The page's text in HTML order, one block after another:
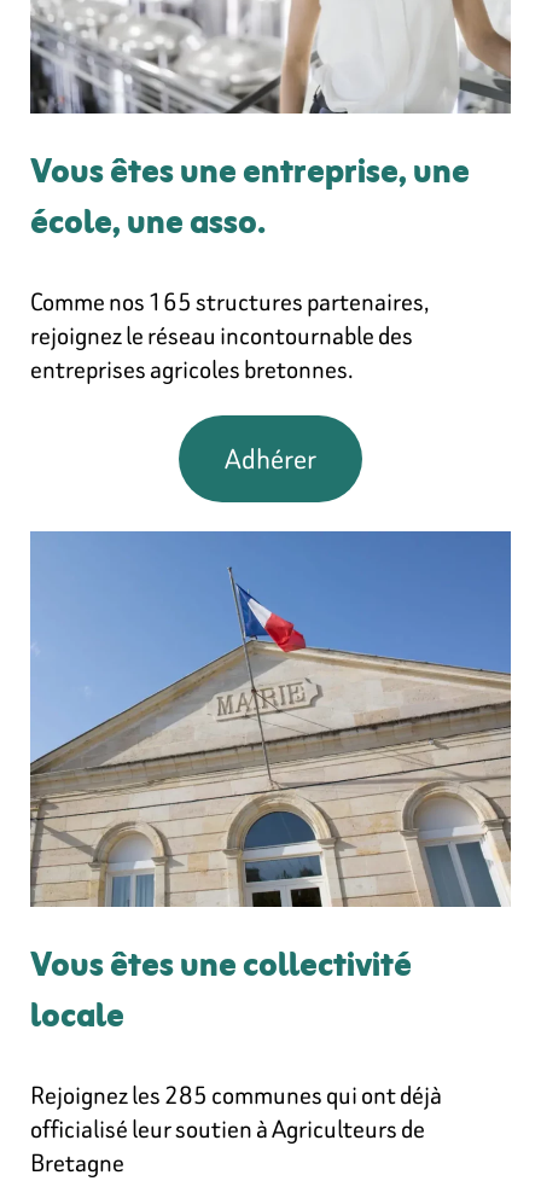
Vous êtes une entreprise,une
école, une asso.
Comme nos 165 structures partenaires,
rejoignez le réseau incontournable des
entreprises agricoles bretonnes.
Adhérer
Vous êtes une collectivité
locale
Rejoignez les 285 communes qui ont déjà
officialisé leur soutien à Agriculteurs de
Bretagne